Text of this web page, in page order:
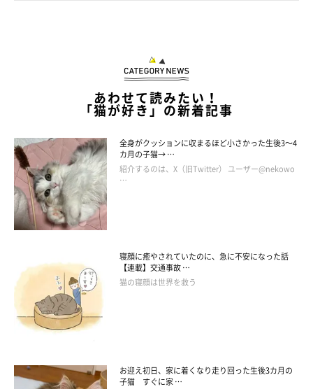
「おじさん座り」する猫の気持ち
あわせて読みたい！
「猫が好き」の新着記事
全身がクッションに収まるほど小さかった生後3～4
カ月の子猫→ …
紹介するのは、X（旧Twitter） ユーザー@nekowo
…
寝顔に癒やされていたのに、急に不安になった話
【連載】交通事故 …
猫の寝顔は世界を救う
お迎え初日、家に着くなり走り回った生後3カ月の
子猫 すぐに家 …